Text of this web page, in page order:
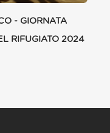
- GIORNATA
RIFUGIATO 2024